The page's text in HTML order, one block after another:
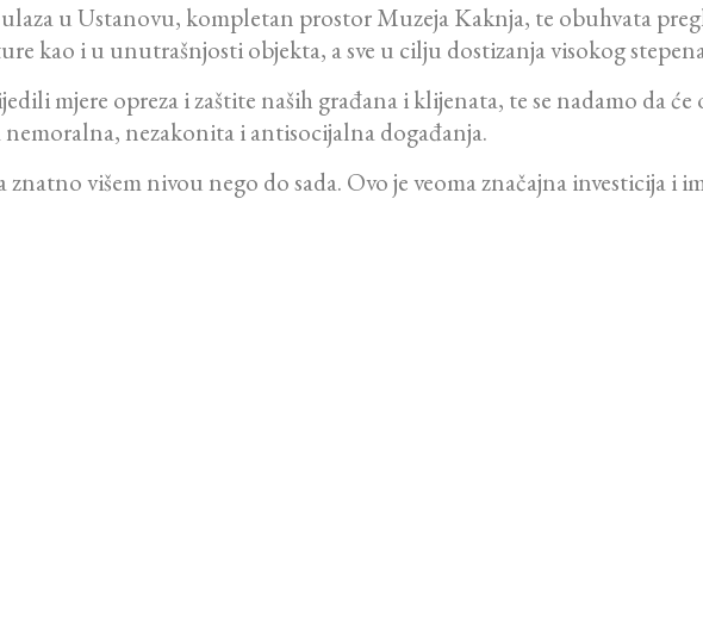
u Ustanovu, kompletan prostor Muzeja Kaknja, te obuhvata
kao i u unutrašnjosti objekta, a sve u cilju dostizanja visokog
mjere opreza i zaštite naših građana i klijenata, te se nadamo da
nezakonita i antisocijalna događanja.
višem nivou nego do sada. Ovo je veoma značajna investicija i